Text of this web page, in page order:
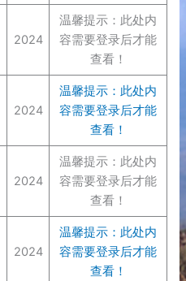
2024
温馨提示：此处内
容需要登录后才能
查看！
2024
温馨提示：此处内
容需要登录后才能
查看！
2024
温馨提示：此处内
容需要登录后才能
查看！
2024
温馨提示：此处内
容需要登录后才能
查看！